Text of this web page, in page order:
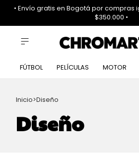
• Envío gratis en Bogotá por compras
$350.000 •
FÚTBOL PELÍCULAS MOTOR
Inicio>Diseño
Diseño